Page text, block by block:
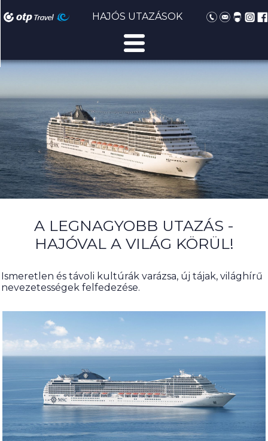
HAJÓS UTAZÁSOK
A LEGNAGYOBB UTAZÁS -
HAJÓVAL A VILÁG KÖRÜL!
Ismeretlen és távoli kultúrák varázsa, új tájak, világhírű
nevezetességek felfedezése.